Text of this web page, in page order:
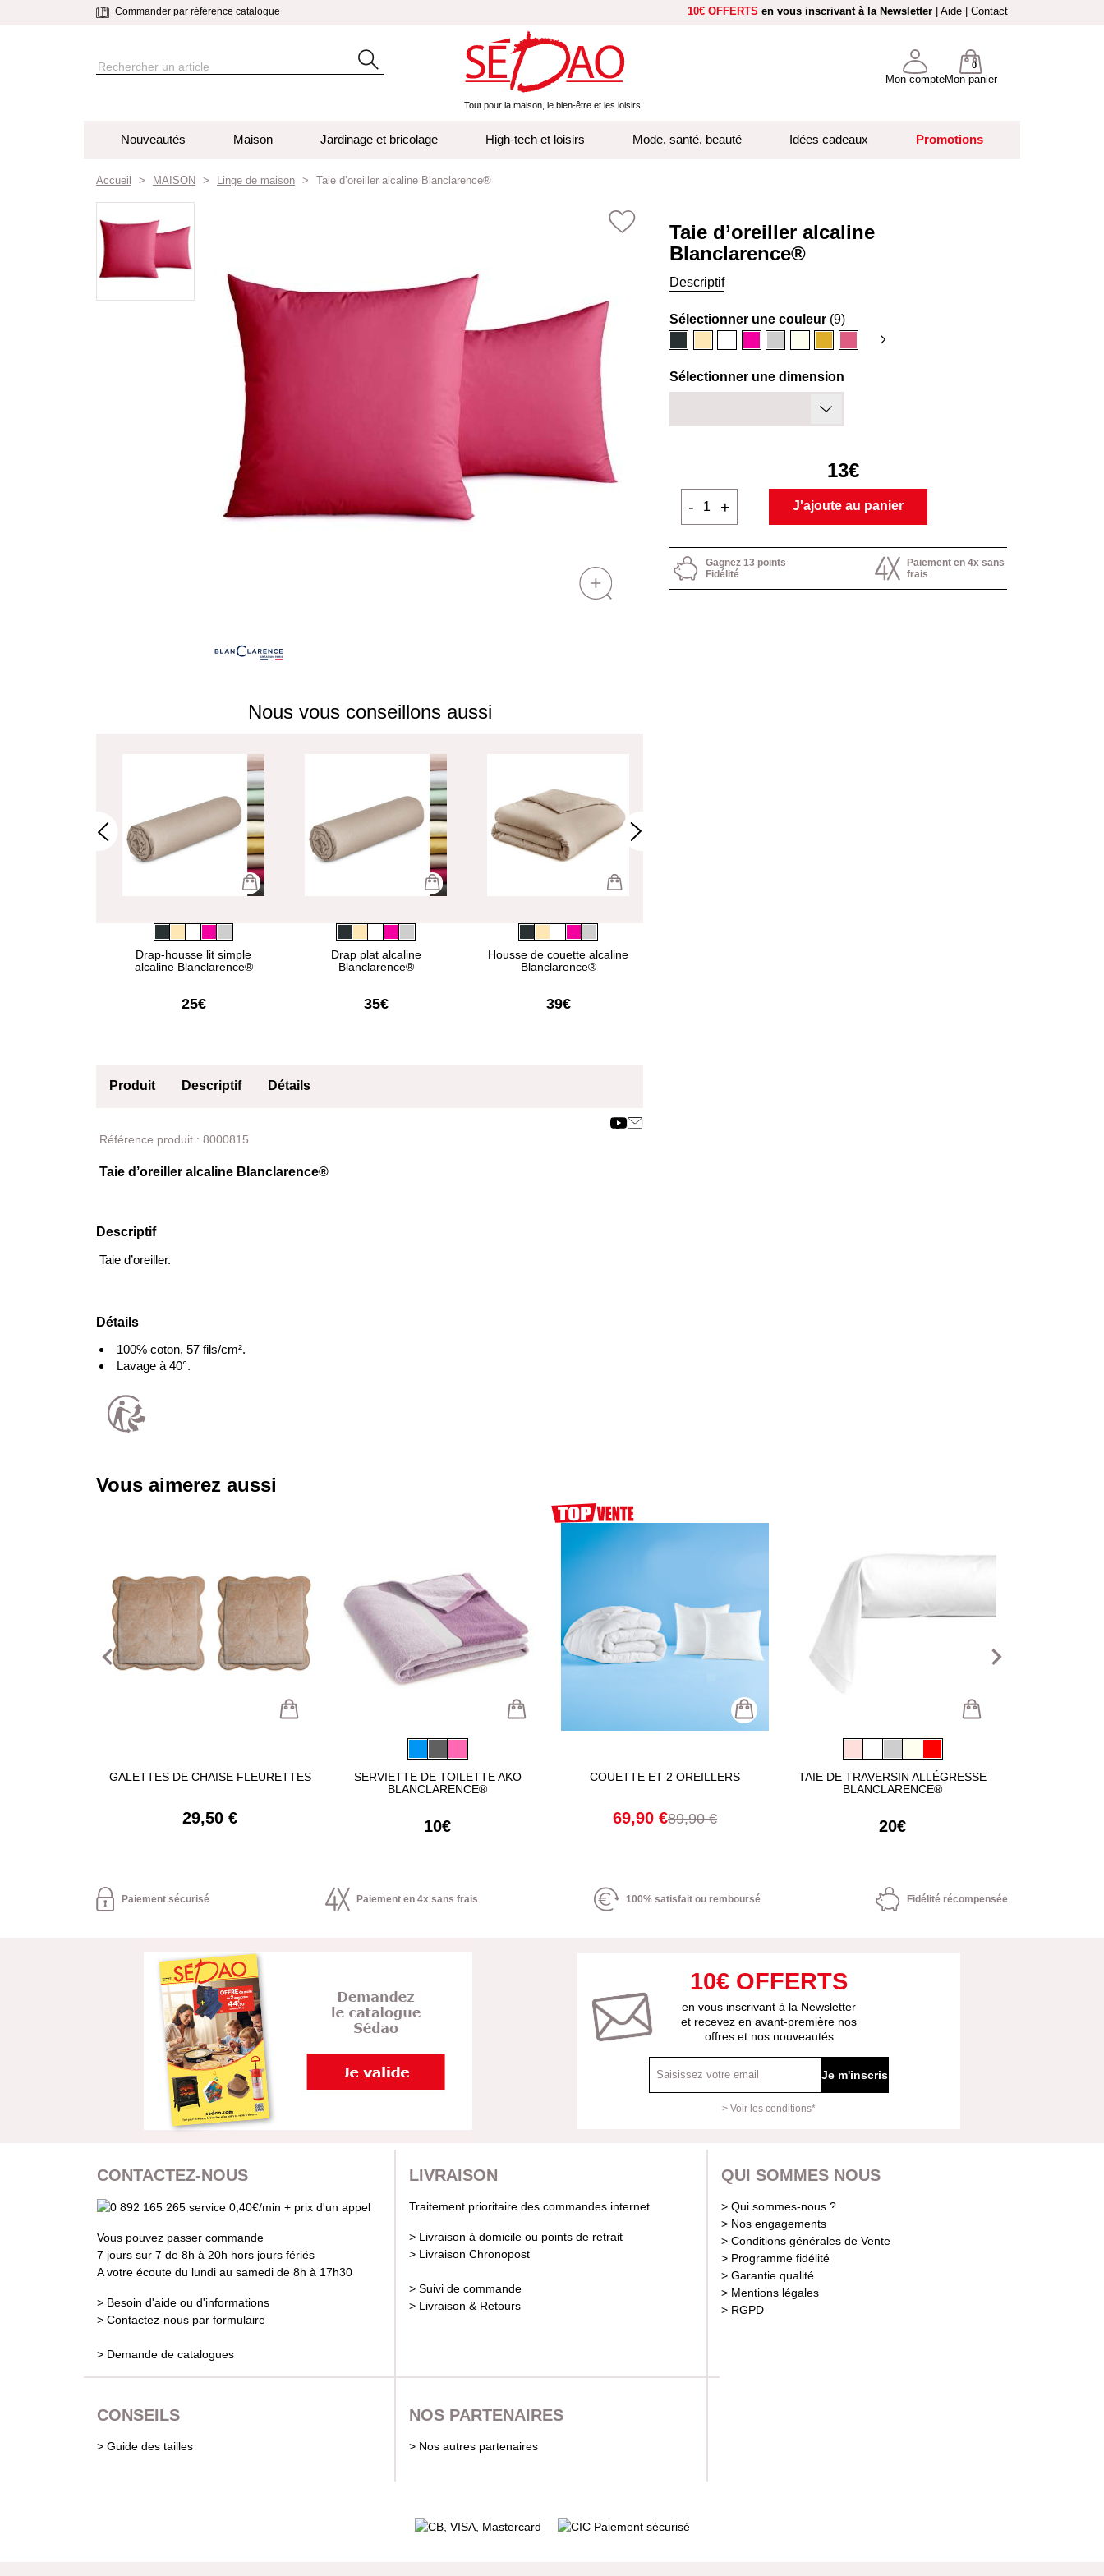
Commander par référence catalogue 10€ OFFERTS en vous inscrivant à la Newsletter Aide Contact
Tout pour la maison, le bien-être et les loisirs
Mon compteMon panier
0
Nouveautés Maison Jardinage et bricolage High-tech et loisirs Mode, santé, beauté Idées cadeaux Promotions
Accueil MAISON Linge de maison Taie d’oreiller alcaline Blanclarence®
Taie d’oreiller alcaline
Blanclarence®
Descriptif
Sélectionner une couleur (9)
Sélectionner une dimension
13€
- + J'ajoute au panier
Gagnez 13 points
Fidélité
Paiement en 4x sans
frais
Nous vous conseillons aussi
Drap-housse lit simple
alcaline Blanclarence®
25€
Drap plat alcaline
Blanclarence®
35€
Housse de couette alcaline
Blanclarence®
39€
Produit Descriptif
Détails
Référence produit : 8000815
Taie d’oreiller alcaline Blanclarence®
Descriptif
Taie d’oreiller.
Détails
100% coton, 57 fils/cm².
Lavage à 40°.
Vous aimerez aussi
GALETTES DE CHAISE FLEURETTES
29,50 €
SERVIETTE DE TOILETTE AKO
BLANCLARENCE®
10€
COUETTE ET 2 OREILLERS
69,90 €89,90 €
TAIE DE TRAVERSIN ALLÉGRESSE
BLANCLARENCE®
20€
navigate_before navigate_next
Paiement sécurisé Paiement en 4x sans frais 100% satisfait ou remboursé Fidélité récompensée
10€ OFFERTS
en vous inscrivant à la Newsletter
et recevez en avant-première nos
offres et nos nouveautés
Je m'inscris
> Voir les conditions*
CONTACTEZ-NOUS
Vous pouvez passer commande
7 jours sur 7 de 8h à 20h hors jours fériés
A votre écoute du lundi au samedi de 8h à 17h30
> Besoin d'aide ou d'informations
> Contactez-nous par formulaire
> Demande de catalogues
LIVRAISON
Traitement prioritaire des commandes internet
> Livraison à domicile ou points de retrait
> Livraison Chronopost
> Suivi de commande
> Livraison & Retours
QUI SOMMES NOUS
> Qui sommes-nous ?
> Nos engagements
> Conditions générales de Vente
> Programme fidélité
> Garantie qualité
> Mentions légales
> RGPD
CONSEILS
> Guide des tailles
NOS PARTENAIRES
> Nos autres partenaires